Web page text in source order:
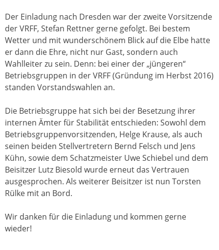
Der Einladung nach Dresden war der zweite Vorsitzende
der VRFF, Stefan Rettner gerne gefolgt. Bei bestem
Wetter und mit wunderschönem Blick auf die Elbe hatte
er dann die Ehre, nicht nur Gast, sondern auch
Wahlleiter zu sein. Denn: bei einer der „jüngeren“
Betriebsgruppen in der VRFF (Gründung im Herbst 2016)
standen Vorstandswahlen an.
Die Betriebsgruppe hat sich bei der Besetzung ihrer
internen Ämter für Stabilität entschieden: Sowohl dem
Betriebsgruppenvorsitzenden, Helge Krause, als auch
seinen beiden Stellvertretern Bernd Felsch und Jens
Kühn, sowie dem Schatzmeister Uwe Schiebel und dem
Beisitzer Lutz Biesold wurde erneut das Vertrauen
ausgesprochen. Als weiterer Beisitzer ist nun Torsten
Rülke mit an Bord.
Wir danken für die Einladung und kommen gerne
wieder!